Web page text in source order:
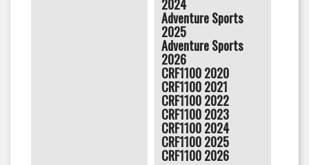
2024
Adventure Sports
2025
Adventure Sports
2026
CRF1100 2020
CRF1100 2021
CRF1100 2022
CRF1100 2023
CRF1100 2024
CRF1100 2025
CRF1100 2026